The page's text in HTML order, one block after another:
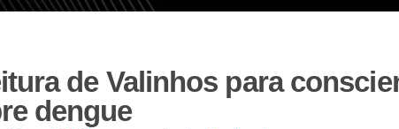
de Valinhos para
dengue